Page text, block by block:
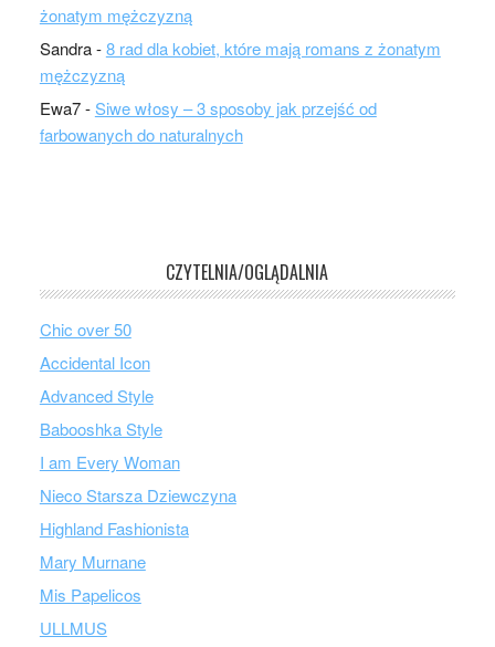
żonatym mężczyzną
Sandra-8 rad dla kobiet, które mają romans z żonatym
mężczyzną
Ewa7-Siwe włosy – 3 sposoby jak przejść od
farbowanych do naturalnych
CZYTELNIA/OGLĄDALNIA
Chic over 50
Accidental Icon
Advanced Style
Babooshka Style
I am Every Woman
Nieco Starsza Dziewczyna
Highland Fashionista
Mary Murnane
Mis Papelicos
ULLMUS